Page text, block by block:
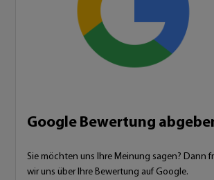
Google Bewertung
Sie möchten uns Ihre Meinung sagen? Dann freuen
wir uns über Ihre Bewertung auf Google.